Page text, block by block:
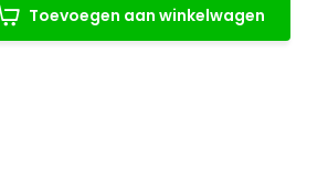
Toevoegen aan winkelwagen